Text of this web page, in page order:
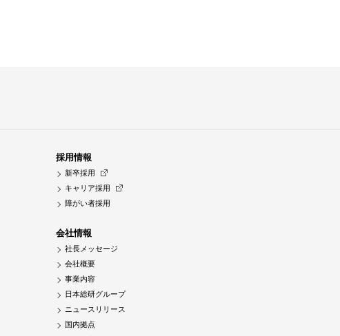
採用情報
新卒採用
キャリア採用
障がい者採用
会社情報
社長メッセージ
会社概要
事業内容
日本総研グループ
ニュースリリース
国内拠点